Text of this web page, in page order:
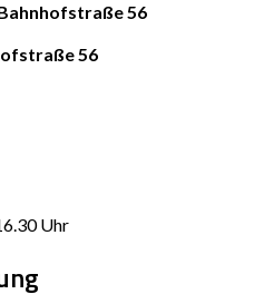
56
56
Uhr